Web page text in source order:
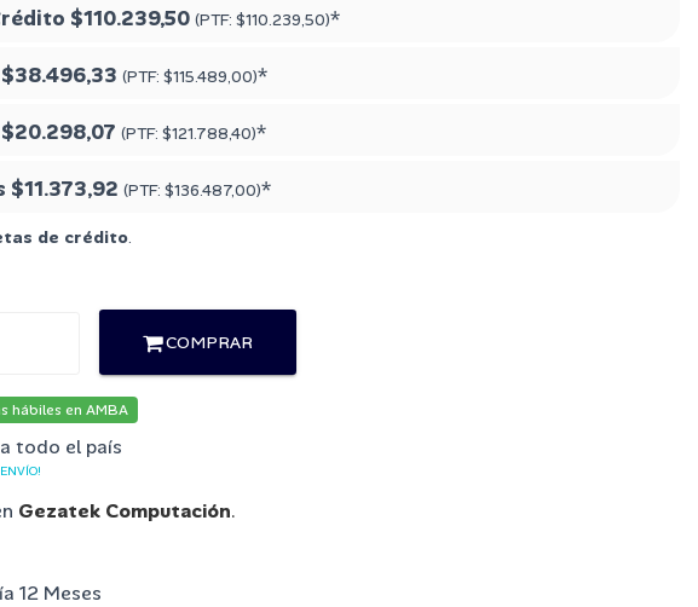
$110.239,50 (PTF: $110.239,50)*
$38.496,33 (PTF: $115.489,00)*
$20.298,07 (PTF: $121.788,40)*
$11.373,92 (PTF: $136.487,00)*
de crédito
COMPRAR
hábiles en AMBA
todo el país
Gezatek Computación.
12 Meses